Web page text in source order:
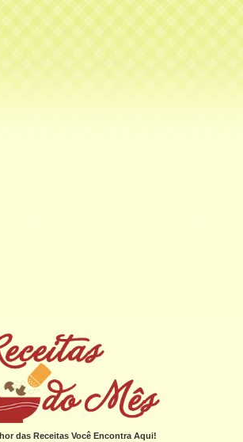
das Receitas Você Encontra Aqui!